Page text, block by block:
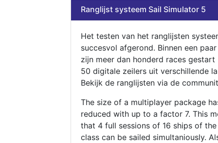
Ranglijst systeem Sail Simulator 5
Het testen van het ranglijsten
succesvol afgerond. Binnen een
zijn meer dan honderd races gestart
50 digitale zeilers uit verschillende
Bekijk de ranglijsten via de
The size of a multiplayer package
reduced with up to a factor 7. This
that 4 full sessions of 16 ships of
class can be sailed simultaniously.